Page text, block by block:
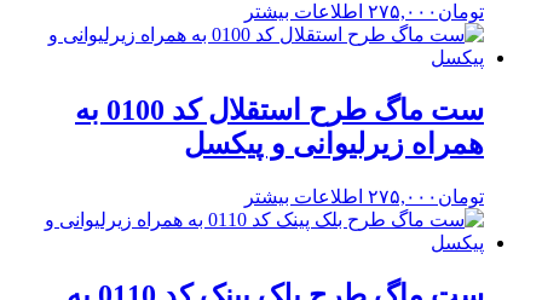
تومان ۲۷۵,۰۰۰ اطلاعات بیشتر
ست ماگ طرح استقلال کد 0100 به
همراه زیرلیوانی و پیکسل
تومان ۲۷۵,۰۰۰ اطلاعات بیشتر